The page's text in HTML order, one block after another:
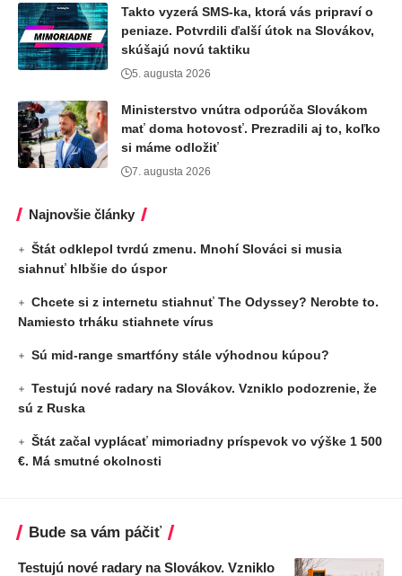
Takto vyzerá SMS-ka, ktorá vás pripraví o
peniaze. Potvrdili ďalší útok na Slovákov,
skúšajú novú taktiku
5. augusta 2026
Ministerstvo vnútra odporúča Slovákom
mať doma hotovosť. Prezradili aj to, koľko
si máme odložiť
7. augusta 2026
Najnovšie články
Štát odklepol tvrdú zmenu. Mnohí Slováci si musia
siahnuť hlbšie do úspor
Chcete si z internetu stiahnuť The Odyssey? Nerobte to.
Namiesto trháku stiahnete vírus
Sú mid-range smartfóny stále výhodnou kúpou?
Testujú nové radary na Slovákov. Vzniklo podozrenie, že
sú z Ruska
Štát začal vyplácať mimoriadny príspevok vo výške 1 500
€. Má smutné okolnosti
Bude sa vám páčiť
Testujú nové radary na Slovákov. Vzniklo